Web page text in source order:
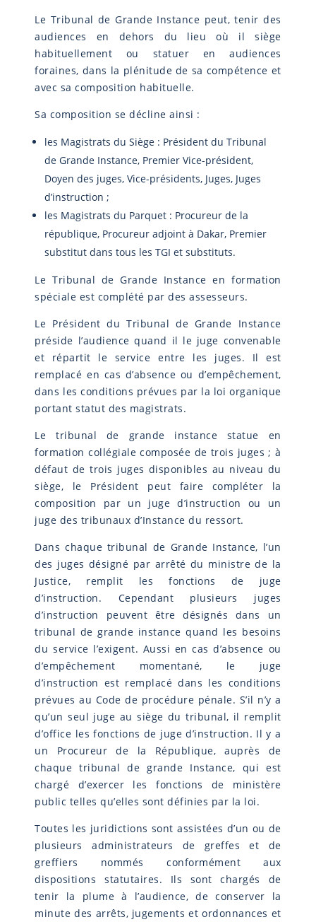
Le Tribunal de Grande Instance peut, tenir des
audiences en dehors du lieu où il siège
habituellement ou statuer en audiences
foraines, dans la plénitude de sa compétence et
avec sa composition habituelle.
Sa composition se décline ainsi :
les Magistrats du Siège : Président du Tribunal
de Grande Instance, Premier Vice-président,
Doyen des juges, Vice-présidents, Juges, Juges
d’instruction ;
les Magistrats du Parquet : Procureur de la
république, Procureur adjoint à Dakar, Premier
substitut dans tous les TGI et substituts.
Le Tribunal de Grande Instance en formation
spéciale est complété par des assesseurs.
Le Président du Tribunal de Grande Instance
préside l’audience quand il le juge convenable
et répartit le service entre les juges. Il est
remplacé en cas d’absence ou d’empêchement,
dans les conditions prévues par la loi organique
portant statut des magistrats.
Le tribunal de grande instance statue en
formation collégiale composée de trois juges ; à
défaut de trois juges disponibles au niveau du
siège, le Président peut faire compléter la
composition par un juge d’instruction ou un
juge des tribunaux d’Instance du ressort.
Dans chaque tribunal de Grande Instance, l’un
des juges désigné par arrêté du ministre de la
Justice, remplit les fonctions de juge
d’instruction. Cependant plusieurs juges
d’instruction peuvent être désignés dans un
tribunal de grande instance quand les besoins
du service l’exigent. Aussi en cas d’absence ou
d’empêchement momentané, le juge
d’instruction est remplacé dans les conditions
prévues au Code de procédure pénale. S’il n’y a
qu’un seul juge au siège du tribunal, il remplit
d’office les fonctions de juge d’instruction. Il y a
un Procureur de la République, auprès de
chaque tribunal de grande Instance, qui est
chargé d’exercer les fonctions de ministère
public telles qu’elles sont définies par la loi.
Toutes les juridictions sont assistées d’un ou de
plusieurs administrateurs de greffes et de
greffiers nommés conformément aux
dispositions statutaires. Ils sont chargés de
tenir la plume à l’audience, de conserver la
minute des arrêts, jugements et ordonnances et